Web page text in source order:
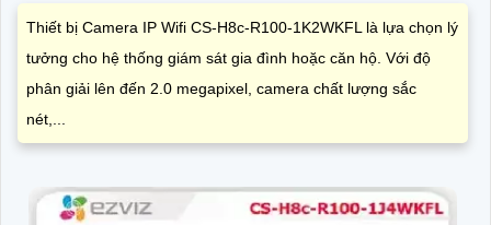
Thiết bị Camera IP Wifi CS-H8c-R100-1K2WKFL là lựa chọn lý
tưởng cho hệ thống giám sát gia đình hoặc căn hộ. Với độ
phân giải lên đến 2.0 megapixel, camera chất lượng sắc
nét,...